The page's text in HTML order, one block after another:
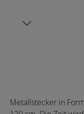
Bildergalerie
Metallstecker in